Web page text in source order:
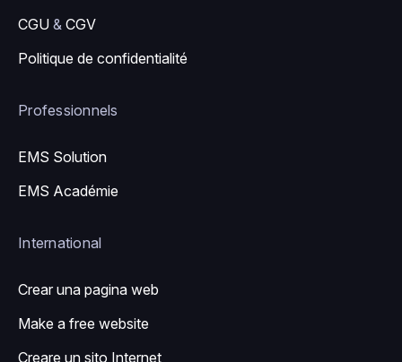
CGU & CGV
Politique de confidentialité
Professionnels
EMS Solution
EMS Académie
International
Crear una pagina web
Make a free website
Creare un sito Internet